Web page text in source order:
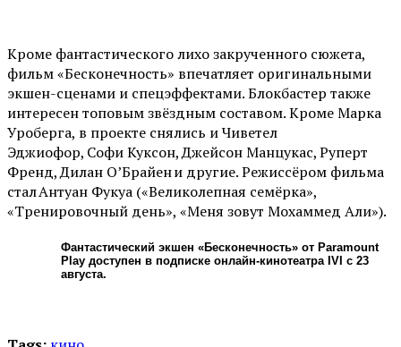
Кроме фантастического лихо закрученного сюжета,
фильм «Бесконечность» впечатляет оригинальными
экшен-сценами и спецэффектами. Блокбастер также
интересен топовым звёздным составом. Кроме Марка
Уроберга, в проекте снялись и Чиветел
Эджиофор, Софи Куксон, Джейсон Манцукас, Руперт
Френд, Дилан О’Брайен и другие. Режиссёром фильма
стал Антуан Фукуа («Великолепная семёрка»,
«Тренировочный день», «Меня зовут Мохаммед Али»).
Фантастический экшен «Бесконечность» от Paramount
Play доступен в подписке онлайн-кинотеатра IVI с 23
августа.